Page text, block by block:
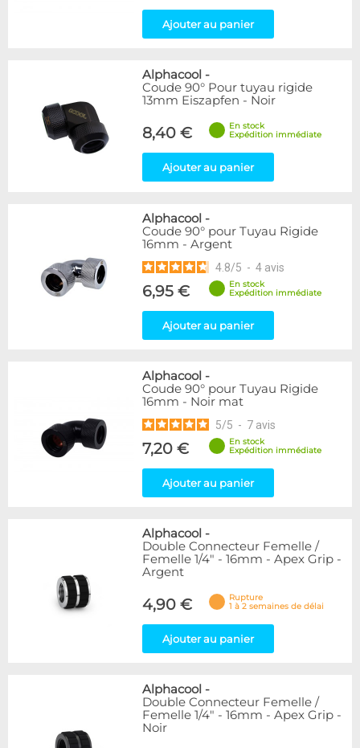
Ajouter au panier
Alphacool -
Coude 90° Pour tuyau rigide
13mm Eiszapfen - Noir
8,40 €
En stock
Expédition immédiate
Ajouter au panier
Alphacool -
Coude 90° pour Tuyau Rigide
16mm - Argent
4.8/5 - 4 avis
6,95 €
En stock
Expédition immédiate
Ajouter au panier
Alphacool -
Coude 90° pour Tuyau Rigide
16mm - Noir mat
5/5 - 7 avis
7,20 €
En stock
Expédition immédiate
Ajouter au panier
Alphacool -
Double Connecteur Femelle /
Femelle 1/4" - 16mm - Apex Grip -
Argent
4,90 €
Rupture
1 à 2 semaines de délai
Ajouter au panier
Alphacool -
Double Connecteur Femelle /
Femelle 1/4" - 16mm - Apex Grip -
Noir